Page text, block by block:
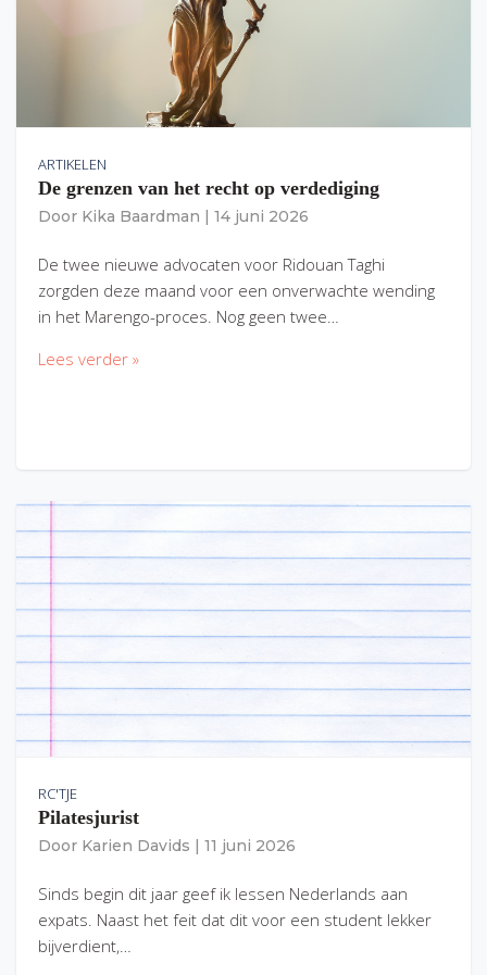
ARTIKELEN
De grenzen van het recht op verdediging
Door Kika Baardman 14 juni 2026
De twee nieuwe advocaten voor Ridouan Taghi
zorgden deze maand voor een onverwachte wending
in het Marengo-proces. Nog geen twee…
Lees verder »
RC'TJE
Pilatesjurist
Door Karien Davids 11 juni 2026
Sinds begin dit jaar geef ik lessen Nederlands aan
expats. Naast het feit dat dit voor een student lekker
bijverdient,…